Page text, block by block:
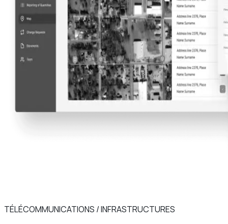
TÉLÉCOMMUNICATIONS / INFRASTRUCTURES